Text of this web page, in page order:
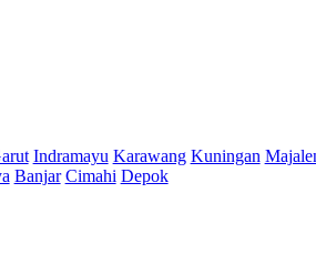
Indramayu Karawang Kuningan
Banjar Cimahi Depok